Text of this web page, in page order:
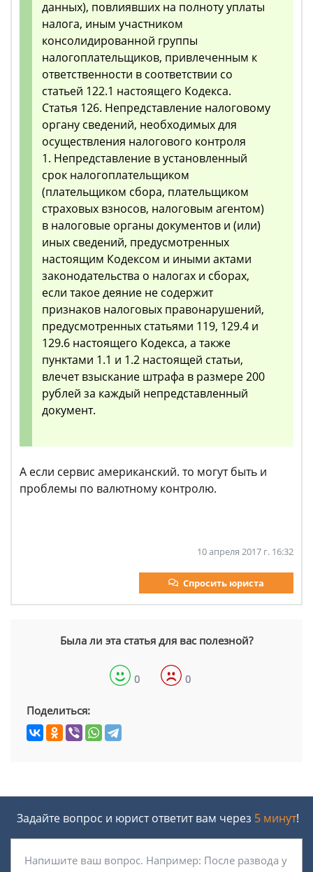
данных), повлиявших на полноту уплаты
налога, иным участником
консолидированной группы
налогоплательщиков, привлеченным к
ответственности в соответствии со
статьей 122.1 настоящего Кодекса.
Статья 126. Непредставление налоговому
органу сведений, необходимых для
осуществления налогового контроля
1. Непредставление в установленный
срок налогоплательщиком
(плательщиком сбора, плательщиком
страховых взносов, налоговым агентом)
в налоговые органы документов и (или)
иных сведений, предусмотренных
настоящим Кодексом и иными актами
законодательства о налогах и сборах,
если такое деяние не содержит
признаков налоговых правонарушений,
предусмотренных статьями 119, 129.4 и
129.6 настоящего Кодекса, а также
пунктами 1.1 и 1.2 настоящей статьи,
влечет взыскание штрафа в размере 200
рублей за каждый непредставленный
документ.
А если сервис американский. то могут быть и
проблемы по валютному контролю.
10 апреля 2017 г. 16:32
Спросить юриста
Была ли эта статья для вас полезной?
0 0
Поделиться:
Задайте вопрос и юрист ответит вам через 5 минут!